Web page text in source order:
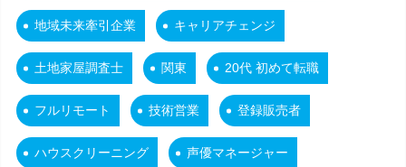
地域未来牽引企業 キャリアチェンジ
土地家屋調査士 関東 20代 初めて転職
フルリモート 技術営業 登録販売者
ハウスクリーニング 声優マネージャー